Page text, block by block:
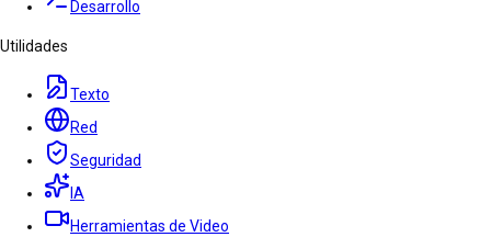
Desarrollo
Utilidades
Texto
Red
Seguridad
IA
Herramientas de Video